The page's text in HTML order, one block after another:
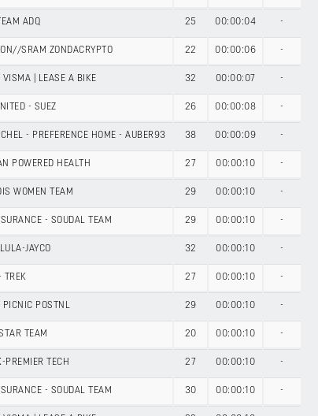
ADQ 25 00:00:04 -
SRAM ZONDACRYPTO 22 00:00:06 -
VISMA | LEASE A BIKE 32 00:00:07 -
- SUEZ 26 00:00:08 -
- PREFERENCE HOME - AUBER93 38 00:00:09 -
POWERED HEALTH 27 00:00:10 -
WOMEN TEAM 29 00:00:10 -
- SOUDAL TEAM 29 00:00:10 -
JAYCO 32 00:00:10 -
TREK 27 00:00:10 -
PICNIC POSTNL 29 00:00:10 -
TEAM 20 00:00:10 -
PREMIER TECH 27 00:00:10 -
- SOUDAL TEAM 30 00:00:10 -